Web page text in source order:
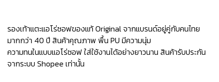
รองเท้าแตะแอโร่ซอฟของแท้ Original จากแบรนด์อยู่คู่กับคนไทย
มากกว่า 40 ปี สินค้าคุณภาพ พื้น PU มีความนุ่ม
ความทนในแบบแอโร่ซอฟ ใส่ใช้งานได้อย่างยาวนาน สินค้ารับประกัน
จากระบบ Shopee เท่านั้น